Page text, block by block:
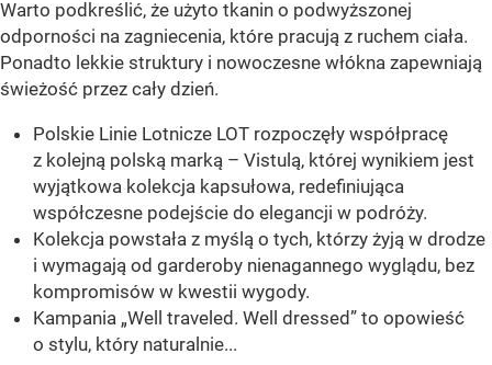
Warto podkreślić, że użyto tkanin o podwyższonej
odporności na zagniecenia, które pracują z ruchem ciała.
Ponadto lekkie struktury i nowoczesne włókna zapewniają
świeżość przez cały dzień.
Polskie Linie Lotnicze LOT rozpoczęły współpracę
z kolejną polską marką – Vistulą, której wynikiem jest
wyjątkowa kolekcja kapsułowa, redefiniująca
współczesne podejście do elegancji w podróży.
Kolekcja powstała z myślą o tych, którzy żyją w drodze
i wymagają od garderoby nienagannego wyglądu, bez
kompromisów w kwestii wygody.
Kampania „Well traveled. Well dressed” to opowieść
o stylu, który naturalnie...